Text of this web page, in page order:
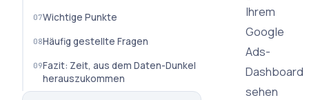
Wichtige Punkte
Häufig gestellte Fragen
Fazit: Zeit, aus dem Daten-Dunkel
herauszukommen
Ihrem
Google
Ads-
Dashboard
sehen